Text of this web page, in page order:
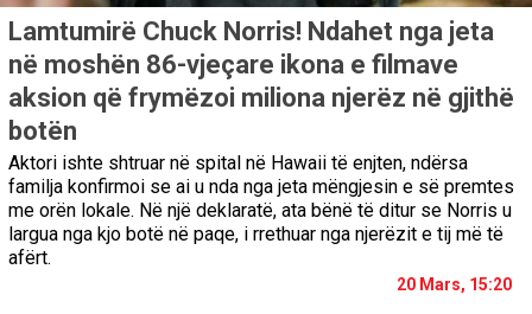
Lamtumirë Chuck Norris! Ndahet nga jeta
në moshën 86-vjeçare ikona e filmave
aksion që frymëzoi miliona njerëz në gjithë
botën
Aktori ishte shtruar në spital në Hawaii të enjten, ndërsa
familja konfirmoi se ai u nda nga jeta mëngjesin e së premtes
me orën lokale. Në një deklaratë, ata bënë të ditur se Norris u
largua nga kjo botë në paqe, i rrethuar nga njerëzit e tij më të
afërt.
20 Mars, 15:20